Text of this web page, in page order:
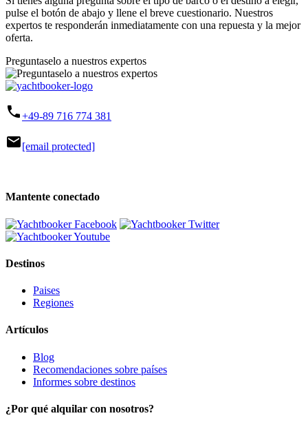
pulse el botón de abajo y llene el breve cuestionario. Nuestros
expertos te responderán inmediatamente con una repuesta y la mejor
oferta.
Preguntaselo a nuestros expertos
phone+49-89 716 774 381
mail[email protected]
Mantente conectado
Destinos
Paises
Regiones
Artículos
Blog
Recomendaciones sobre países
Informes sobre destinos
¿Por qué alquilar con nosotros?